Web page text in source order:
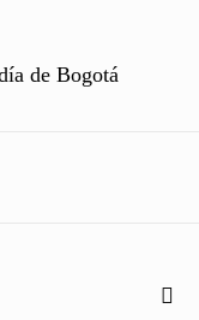
de Bogotá